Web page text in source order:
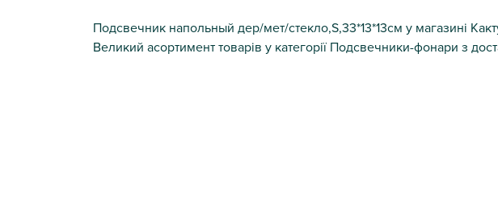
Подсвечник напольный дер/мет/стекло,S,33*13*13см у магазині
Великий асортимент товарів у категорії Подсвечники-фонари з